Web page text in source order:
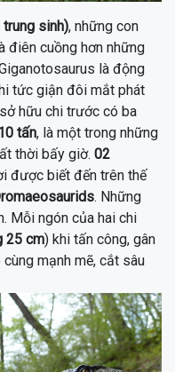
sinh), những con
điên cuồng hơn những
là động
tức giận đôi mắt phát
hữu chi trước có ba
tấn, là một trong những
thời bấy giờ. 02
được biết đến trên thế
. Những
Mỗi ngón của hai chi
25 cm) khi tấn công, gân
mạnh mẽ, cắt sâu